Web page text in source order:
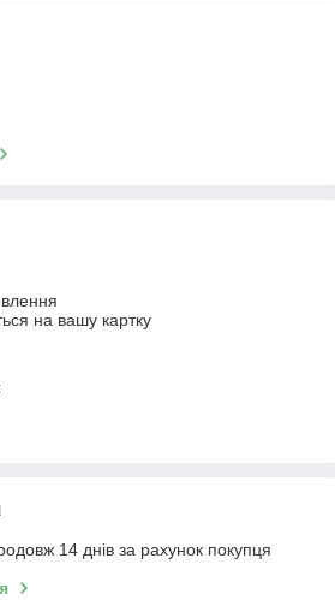
на вашу картку
14 днів за рахунок покупця